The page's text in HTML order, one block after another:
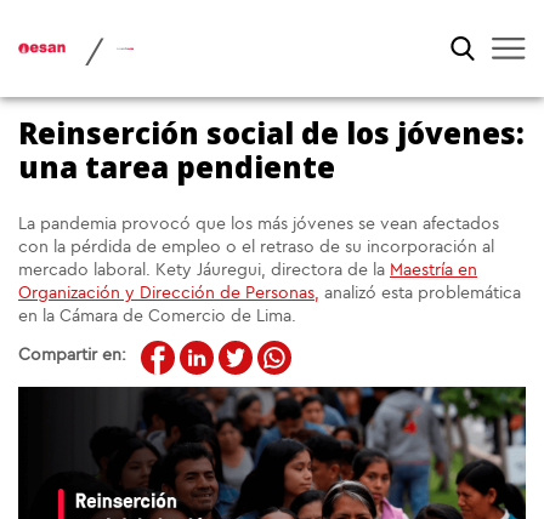
/
Reinserción social de los jóvenes:
una tarea pendiente
La pandemia provocó que los más jóvenes se vean afectados
con la pérdida de empleo o el retraso de su incorporación al
mercado laboral. Kety Jáuregui, directora de la Maestría en
Organización y Dirección de Personas, analizó esta problemática
en la Cámara de Comercio de Lima.
Compartir en: